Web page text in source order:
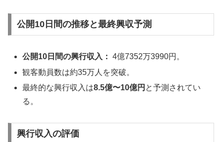
公開10日間の推移と最終興収予測
公開10日間の興行収入： 4億7352万3990円。
観客動員数は約35万人を突破。
最終的な興行収入は8.5億〜10億円 と予測されてい
る。
興行収入の評価